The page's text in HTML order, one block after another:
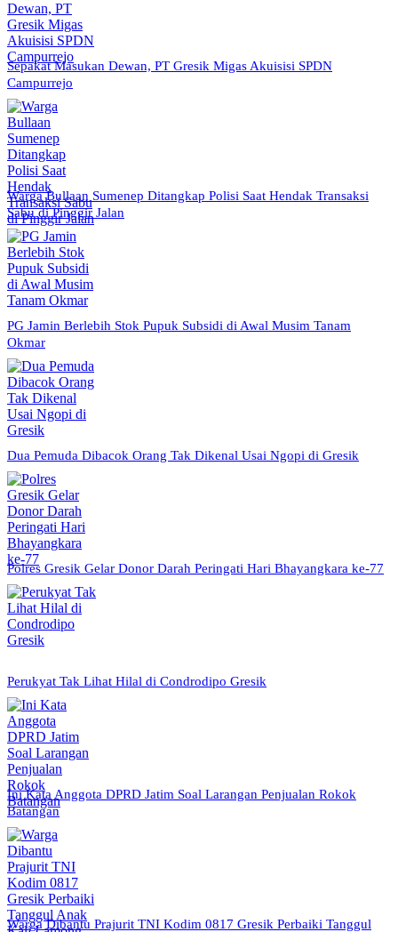
Sepakat Masukan Dewan, PT Gresik Migas Akuisisi SPDN
Campurrejo
Warga Bullaan Sumenep Ditangkap Polisi Saat Hendak Transaksi
Sabu di Pinggir Jalan
PG Jamin Berlebih Stok Pupuk Subsidi di Awal Musim Tanam
Okmar
Dua Pemuda Dibacok Orang Tak Dikenal Usai Ngopi di Gresik
Polres Gresik Gelar Donor Darah Peringati Hari Bhayangkara ke-77
Perukyat Tak Lihat Hilal di Condrodipo Gresik
Ini Kata Anggota DPRD Jatim Soal Larangan Penjualan Rokok
Batangan
Warga Dibantu Prajurit TNI Kodim 0817 Gresik Perbaiki Tanggul